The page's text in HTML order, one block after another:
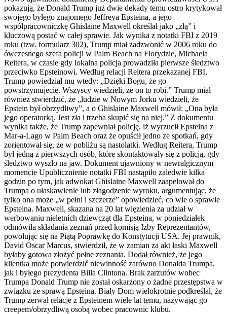
pokazują, że Donald Trump już dwie dekady temu ostro krytykował
swojego byłego znajomego Jeffreya Epsteina, a jego
współpracowniczkę Ghislaine Maxwell określał jako „złą” i
kluczową postać w całej sprawie. Jak wynika z notatki FBI z 2019
roku (tzw. formularz 302), Trump miał zadzwonić w 2006 roku do
ówczesnego szefa policji w Palm Beach na Florydzie, Michaela
Reitera, w czasie gdy lokalna policja prowadziła pierwsze śledztwo
przeciwko Epsteinowi. Według relacji Reitera przekazanej FBI,
Trump powiedział mu wtedy: „Dzięki Bogu, że go
powstrzymujecie. Wszyscy wiedzieli, że on to robi.” Trump miał
również stwierdzić, że „ludzie w Nowym Jorku wiedzieli, że
Epstein był obrzydliwy”, a o Ghislaine Maxwell mówił: „Ona była
jego operatorką. Jest zła i trzeba skupić się na niej.” Z dokumentu
wynika także, że Trump zapewniał policję, iż wyrzucił Epsteina z
Mar-a-Lago w Palm Beach oraz że opuścił jedno ze spotkań, gdy
zorientował się, że w pobliżu są nastolatki. Według Reitera, Trump
był jedną z pierwszych osób, które skontaktowały się z policją, gdy
śledztwo wyszło na jaw. Dokument ujawniony w newralgicznym
momencie Upublicznienie notatki FBI nastąpiło zaledwie kilka
godzin po tym, jak adwokat Ghislaine Maxwell zaapelował do
Trumpa o ułaskawienie lub złagodzenie wyroku, argumentując, że
tylko ona może „w pełni i szczerze” opowiedzieć, co wie o sprawie
Epsteina. Maxwell, skazana na 20 lat więzienia za udział w
werbowaniu nieletnich dziewcząt dla Epsteina, w poniedziałek
odmówiła składania zeznań przed komisją Izby Reprezentantów,
powołując się na Piątą Poprawkę do Konstytucji USA. Jej prawnik,
David Oscar Marcus, stwierdził, że w zamian za akt łaski Maxwell
byłaby gotowa złożyć pełne zeznania. Dodał również, że jego
klientka może potwierdzić niewinność zarówno Donalda Trumpa,
jak i byłego prezydenta Billa Clintona. Brak zarzutów wobec
Trumpa Donald Trump nie został oskarżony o żadne przestępstwa w
związku ze sprawą Epsteina. Biały Dom wielokrotnie podkreślał, że
Trump zerwał relacje z Epsteinem wiele lat temu, nazywając go
creepem/obrzydliwą osobą wobec pracownic klubu.